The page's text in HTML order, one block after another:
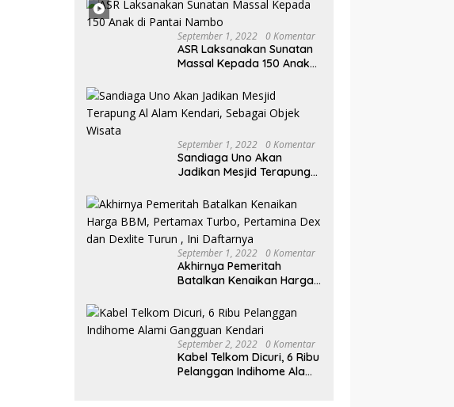
September 1, 2022 0 Komentar
ASR Laksanakan Sunatan
Massal Kepada 150 Anak
September 1, 2022 0 Komentar
Sandiaga Uno Akan
Jadikan Mesjid Terapung
Objek Wisata
September 1, 2022 0 Komentar
Akhirnya Pemeritah
Batalkan Kenaikan Harga
Pertamina Dex dan Dexlite
Turun , Ini Daftarnya
September 2, 2022 0 Komentar
Kabel Telkom Dicuri, 6 Ribu
Pelanggan Indihome Alami